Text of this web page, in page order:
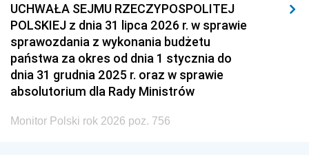
UCHWAŁA SEJMU RZECZYPOSPOLITEJ
POLSKIEJ z dnia 31 lipca 2026 r. w sprawie
sprawozdania z wykonania budżetu
państwa za okres od dnia 1 stycznia do
dnia 31 grudnia 2025 r. oraz w sprawie
absolutorium dla Rady Ministrów
Monitor Polski rok 2026 poz. 756